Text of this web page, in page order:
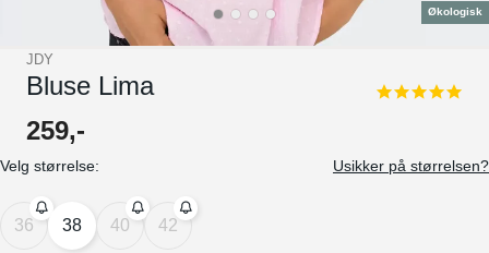
Økologisk
JDY
Bluse Lima
5.0
259,-
Velg størrelse: Usikker på størrelsen?
36 38 40 42